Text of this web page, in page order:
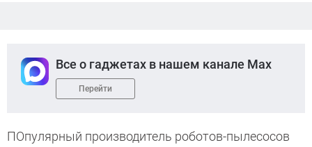
Все о гаджетах в нашем канале Max
Перейти
ПОпулярный производитель роботов-пылесосов